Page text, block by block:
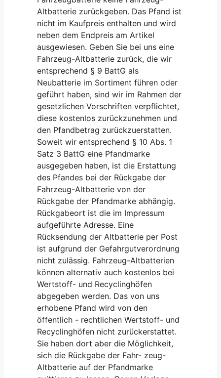
Altbatterie zurückgeben. Das Pfand ist
nicht im Kaufpreis enthalten und wird
neben dem Endpreis am Artikel
ausgewiesen. Geben Sie bei uns eine
Fahrzeug-Altbatterie zurück, die wir
entsprechend § 9 BattG als
Neubatterie im Sortiment führen oder
geführt haben, sind wir im Rahmen der
gesetzlichen Vorschriften verpflichtet,
diese kostenlos zurückzunehmen und
den Pfandbetrag zurückzuerstatten.
Soweit wir entsprechend § 10 Abs. 1
Satz 3 BattG eine Pfandmarke
ausgegeben haben, ist die Erstattung
des Pfandes bei der Rückgabe der
Fahrzeug-Altbatterie von der
Rückgabe der Pfandmarke abhängig.
Rückgabeort ist die im Impressum
aufgeführte Adresse. Eine
Rücksendung der Altbatterie per Post
ist aufgrund der Gefahrgutverordnung
nicht zulässig. Fahrzeug-Altbatterien
können alternativ auch kostenlos bei
Wertstoff- und Recyclinghöfen
abgegeben werden. Das von uns
erhobene Pfand wird von den
öffentlich - rechtlichen Wertstoff- und
Recyclinghöfen nicht zurückerstattet.
Sie haben dort aber die Möglichkeit,
sich die Rückgabe der Fahr- zeug-
Altbatterie auf der Pfandmarke